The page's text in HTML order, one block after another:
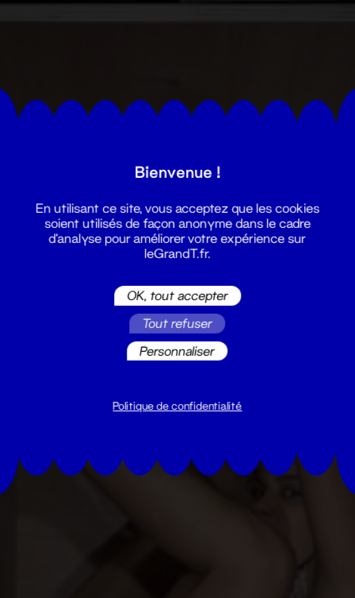
Bienvenue !
En utilisant ce site, vous acceptez que les cookies
soient utilisés de façon anonyme dans le cadre
d'analyse pour améliorer votre expérience sur
leGrandT.fr.
OK, tout accepter
Tout refuser
Personnaliser
Politique de confidentialité